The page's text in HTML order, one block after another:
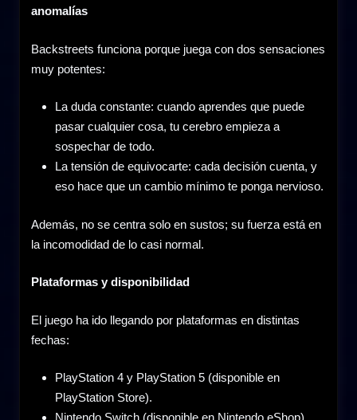
anomalías
Backstreets funciona porque juega con dos sensaciones
muy potentes:
La duda constante: cuando aprendes que puede
pasar cualquier cosa, tu cerebro empieza a
sospechar de todo.
La tensión de equivocarte: cada decisión cuenta, y
eso hace que un cambio mínimo te ponga nervioso.
Además, no se centra solo en sustos; su fuerza está en
la incomodidad de lo casi normal.
Plataformas y disponibilidad
El juego ha ido llegando por plataformas en distintas
fechas:
PlayStation 4 y PlayStation 5 (disponible en
PlayStation Store).